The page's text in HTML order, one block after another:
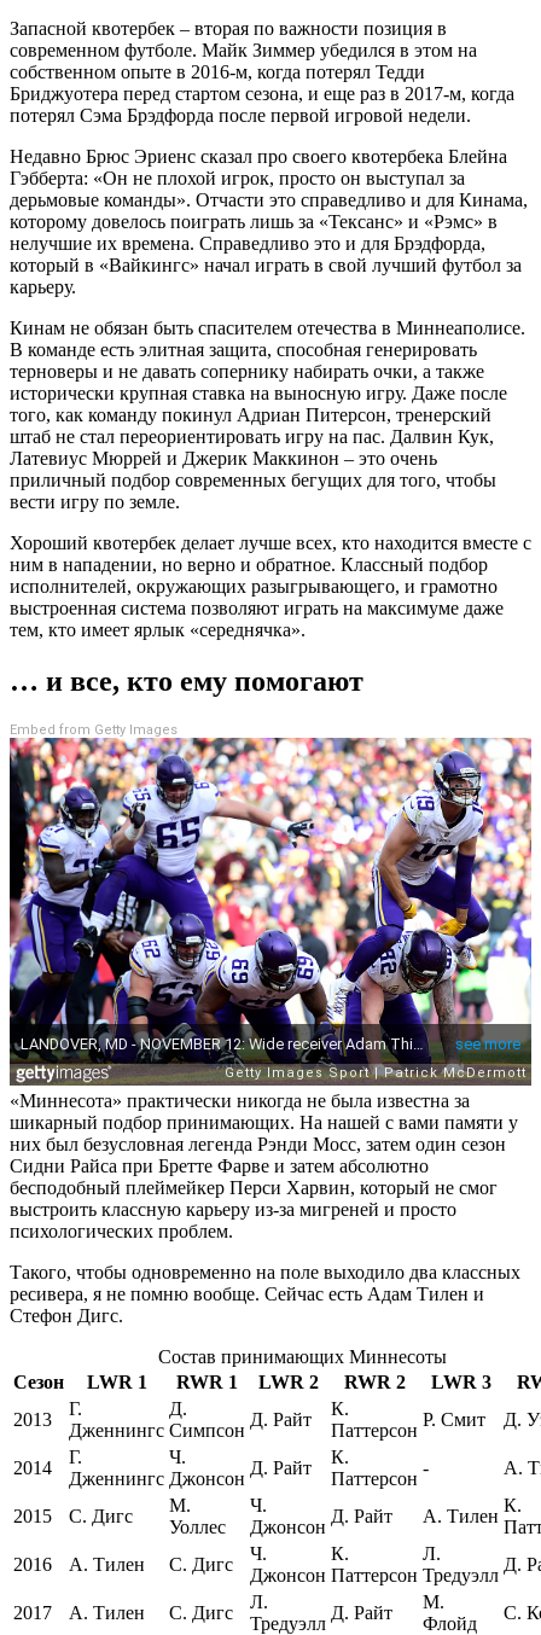
Запасной квотербек – вторая по важности позиция в
современном футболе. Майк Зиммер убедился в этом на
собственном опыте в 2016-м, когда потерял Тедди
Бриджуотера перед стартом сезона, и еще раз в 2017-м, когда
потерял Сэма Брэдфорда после первой игровой недели.
Недавно Брюс Эриенс сказал про своего квотербека Блейна
Гэбберта: «Он не плохой игрок, просто он выступал за
дерьмовые команды». Отчасти это справедливо и для Кинама,
которому довелось поиграть лишь за «Тексанс» и «Рэмс» в
нелучшие их времена. Справедливо это и для Брэдфорда,
который в «Вайкингс» начал играть в свой лучший футбол за
карьеру.
Кинам не обязан быть спасителем отечества в Миннеаполисе.
В команде есть элитная защита, способная генерировать
терноверы и не давать сопернику набирать очки, а также
исторически крупная ставка на выносную игру. Даже после
того, как команду покинул Адриан Питерсон, тренерский
штаб не стал переориентировать игру на пас. Далвин Кук,
Латевиус Мюррей и Джерик Маккинон – это очень
приличный подбор современных бегущих для того, чтобы
вести игру по земле.
Хороший квотербек делает лучше всех, кто находится вместе с
ним в нападении, но верно и обратное. Классный подбор
исполнителей, окружающих разыгрывающего, и грамотно
выстроенная система позволяют играть на максимуме даже
тем, кто имеет ярлык «середнячка».
… и все, кто ему помогают
Embed from Getty Images
«Миннесота» практически никогда не была известна за
шикарный подбор принимающих. На нашей с вами памяти у
них был безусловная легенда Рэнди Мосс, затем один сезон
Сидни Райса при Бретте Фарве и затем абсолютно
бесподобный плеймейкер Перси Харвин, который не смог
выстроить классную карьеру из-за мигреней и просто
психологических проблем.
Такого, чтобы одновременно на поле выходило два классных
ресивера, я не помню вообще. Сейчас есть Адам Тилен и
Стефон Дигс.
Состав принимающих Миннесоты
Сезон
LWR 1 RWR 1 LWR 2 RWR 2 LWR 3
2013
Г.
Дженнингс
Д.
Симпсон
Д. Райт
К.
Паттерсон
Р. Смит Д.
2014
Г.
Дженнингс
Ч.
Джонсон
Д. Райт
К.
Паттерсон
- А.
2015 С. Дигс
М.
Уоллес
Ч.
Джонсон
Д. Райт А. Тилен
К.
2016
А. Тилен С. Дигс
Ч.
Джонсон
К.
Паттерсон
Л.
Тредуэлл
Д.
2017 А. Тилен С. Дигс
Л.
Тредуэлл
Д. Райт
М.
Флойд
С.